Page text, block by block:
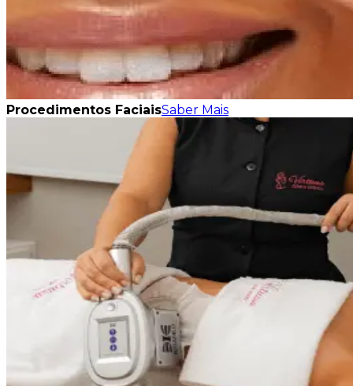
Procedimentos FaciaisSaber Mais